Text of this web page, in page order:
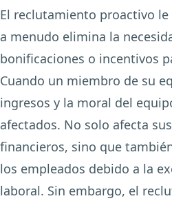
El reclutamiento proactivo
a menudo elimina la
bonificaciones o incentivos
Cuando un miembro de su
ingresos y la moral del
afectados. No solo afecta
financieros, sino que
los empleados debido a la
laboral. Sin embargo, el